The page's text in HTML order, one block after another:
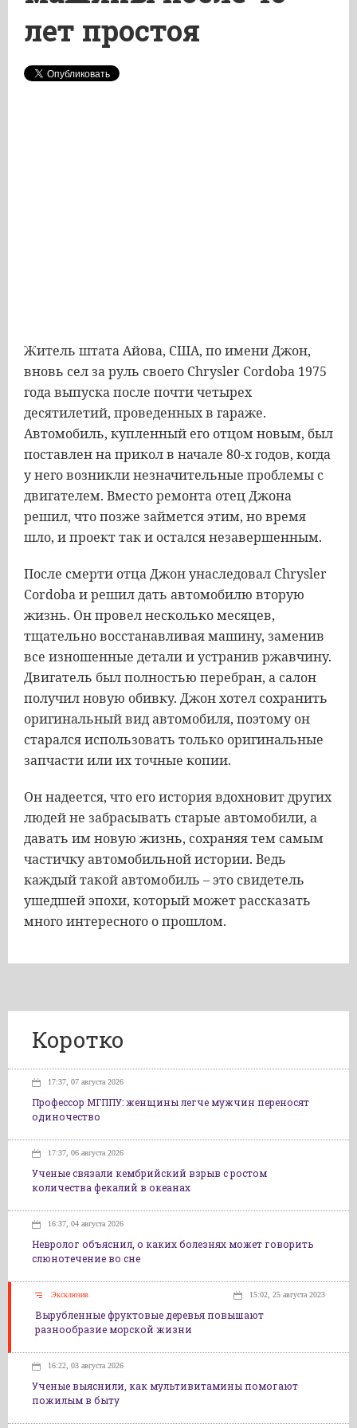
лет простоя
Житель штата Айова, США, по имени Джон,
вновь сел за руль своего Chrysler Cordoba 1975
года выпуска после почти четырех
десятилетий, проведенных в гараже.
Автомобиль, купленный его отцом новым, был
поставлен на прикол в начале 80-х годов, когда
у него возникли незначительные проблемы с
двигателем. Вместо ремонта отец Джона
решил, что позже займется этим, но время
шло, и проект так и остался незавершенным.
После смерти отца Джон унаследовал Chrysler
Cordoba и решил дать автомобилю вторую
жизнь. Он провел несколько месяцев,
тщательно восстанавливая машину, заменив
все изношенные детали и устранив ржавчину.
Двигатель был полностью перебран, а салон
получил новую обивку. Джон хотел сохранить
оригинальный вид автомобиля, поэтому он
старался использовать только оригинальные
запчасти или их точные копии.
Он надеется, что его история вдохновит других
людей не забрасывать старые автомобили, а
давать им новую жизнь, сохраняя тем самым
частичку автомобильной истории. Ведь
каждый такой автомобиль – это свидетель
ушедшей эпохи, который может рассказать
много интересного о прошлом.
Коротко
17:37, 07 августа 2026
Профессор МГППУ: женщины легче мужчин переносят
одиночество
17:37, 06 августа 2026
Ученые связали кембрийский взрыв с ростом
количества фекалий в океанах
16:37, 04 августа 2026
Невролог объяснил, о каких болезнях может говорить
слюнотечение во сне
Эксклюзив 15:02, 25 августа 2023
Вырубленные фруктовые деревья повышают
разнообразие морской жизни
16:22, 03 августа 2026
Ученые выяснили, как мультивитамины помогают
пожилым в быту